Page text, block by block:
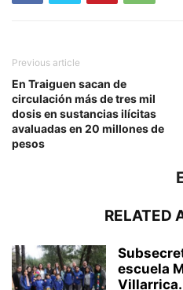
Previous article
En Traiguen sacan de
circulación más de tres mil
dosis en sustancias ilícitas
avaluadas en 20 millones de
pesos
RELATED
escuela